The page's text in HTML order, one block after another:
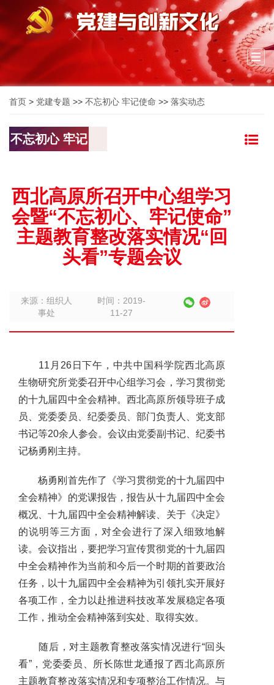
首页 > 党建专题 >> 不忘初心 牢记使命 >> 落实动态
不忘初心 牢记
西北高原所召开中心组学习
会暨“不忘初心、牢记使命”
主题教育整改落实情况“回
头看”专题会议
来源：组织人
事处
时间：2019-
11-27
11 月 26日下午，中共中国科学院西北高原
生物研究所党委召开中心组学习会，学习贯彻党
的十九届四中全会精神。西北高原所领导班子成
员、党委委员、纪委委员、部门负责人、党支部
书记等20余人参会。会议由党委副书记、纪委书
记杨勇刚主持。
杨勇刚首先作了《学习贯彻党的十九届四中
全会精神》的党课报告，报告从十九届四中全会
概况、十九届四中全会精神解读、关于《决定》
的说明等三方面，对全会进行了深入细致地解
读。会议指出，要把学习宣传贯彻党的十九届四
中全会精神作为当前和今后一个时期的首要政治
任务，以十九届四中全会精神为引领扎实开展好
各项工作，全力以赴推进科技改革发展稳定各项
工作，推动全会精神落到实处、取得实效。
随后，对主题教育整改落实情况进行“回头
看”，党委委员、所长陈世龙通报了西北高原所
主题教育整改落实情况和专项整治工作情况。与